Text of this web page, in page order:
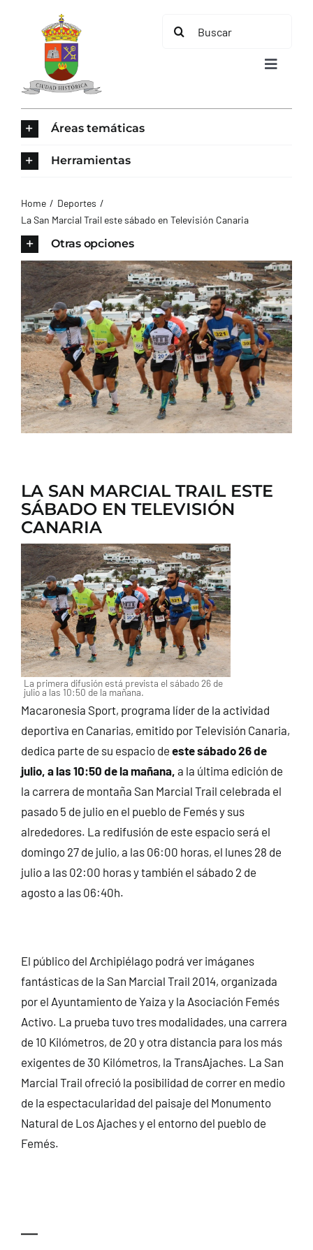
contenido
Buscar:
Toggle
AYUNTAMIENTO
TURISMO
CONTACTO
Áreas temáticas
Herramientas
Home
Deportes
La San Marcial Trail este sábado en Televisión Canaria
Otras opciones
LA SAN MARCIAL TRAIL ESTE
SÁBADO EN TELEVISIÓN
CANARIA
La primera difusión está prevista el sábado 26 de
julio a las 10:50 de la mañana.
Macaronesia Sport, programa líder de la actividad
deportiva en Canarias, emitido por Televisión Canaria,
dedica parte de su espacio de este sábado 26 de
julio, a las 10:50 de la mañana, a la última edición de
la carrera de montaña San Marcial Trail celebrada el
pasado 5 de julio en el pueblo de Femés y sus
alrededores. La redifusión de este espacio será el
domingo 27 de julio, a las 06:00 horas, el lunes 28 de
julio a las 02:00 horas y también el sábado 2 de
agosto a las 06:40h.
El público del Archipiélago podrá ver imáganes
fantásticas de la San Marcial Trail 2014, organizada
por el Ayuntamiento de Yaiza y la Asociación Femés
Activo. La prueba tuvo tres modalidades, una carrera
de 10 Kilómetros, de 20 y otra distancia para los más
exigentes de 30 Kilómetros, la TransAjaches. La San
Marcial Trail ofreció la posibilidad de correr en medio
de la espectacularidad del paisaje del Monumento
Natural de Los Ajaches y el entorno del pueblo de
Femés.
—